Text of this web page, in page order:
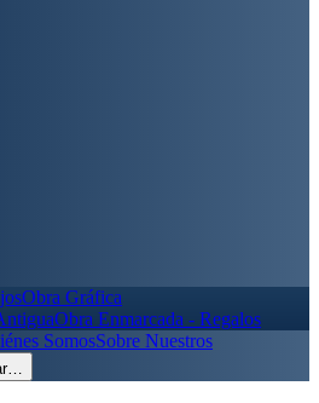
Obra Gráfica
Obra Enmarcada - Regalos
SomosSobre Nuestros
…